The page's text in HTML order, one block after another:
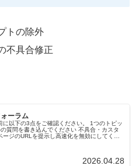
トの除外
不具合修正
ーラム
に以下の3点をご確認ください。 1つのトピッ
質問を書き込んでください 不具合・カスタ
ージのURLを提示し高速化を無効にしてくだ
2026.04.28